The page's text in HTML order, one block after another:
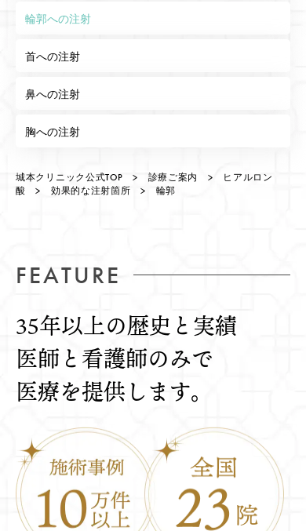
輪郭への注射
首への注射
鼻への注射
胸への注射
城本クリニック公式TOP > 診療ご案内 >
ヒアルロン
酸
> 効果的な注射箇所 > 輪郭
FEATURE
35年以上の歴史と実績
医師と看護師のみで
医療を提供します。